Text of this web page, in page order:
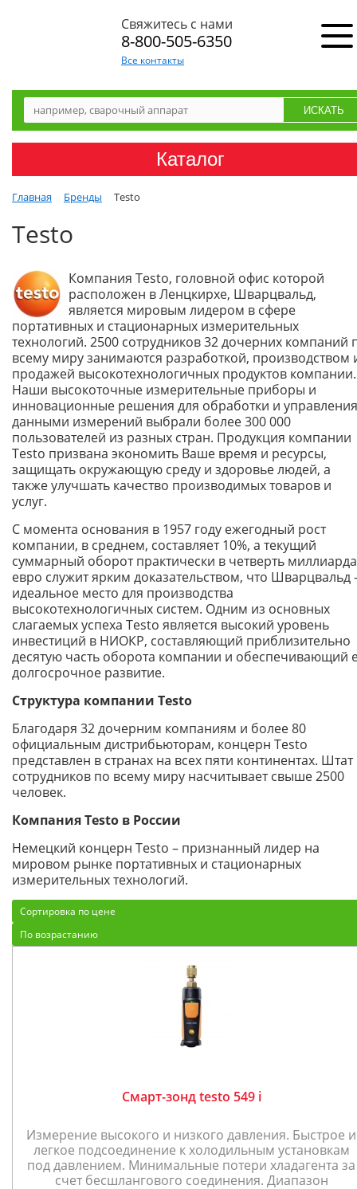
Свяжитесь с нами
8-800-505-6350
Все контакты
Каталог
Главная Бренды Testo
Testo
Компания Testo, головной офис которой
расположен в Ленцкирхе, Шварцвальд,
является мировым лидером в сфере
портативных и стационарных измерительных
технологий. 2500 сотрудников 32 дочерних компаний
всему миру занимаются разработкой, производством
продажей высокотехнологичных продуктов компании.
Наши высокоточные измерительные приборы и
инновационные решения для обработки и управления
данными измерений выбрали более 300 000
пользователей из разных стран. Продукция компании
Testo призвана экономить Ваше время и ресурсы,
защищать окружающую среду и здоровье людей, а
также улучшать качество производимых товаров и
услуг.
С момента основания в 1957 году ежегодный рост
компании, в среднем, составляет 10%, а текущий
суммарный оборот практически в четверть миллиарда
евро служит ярким доказательством, что Шварцвальд
идеальное место для производства
высокотехнологичных систем. Одним из основных
слагаемых успеха Testo является высокий уровень
инвестиций в НИОКР, составляющий приблизительно
десятую часть оборота компании и обеспечивающий
долгосрочное развитие.
Структура компании Testo
Благодаря 32 дочерним компаниям и более 80
официальным дистрибьюторам, концерн Testo
представлен в странах на всех пяти континентах. Штат
сотрудников по всему миру насчитывает свыше 2500
человек.
Компания Testo в России
Немецкий концерн Testo – признанный лидер на
мировом рынке портативных и стационарных
измерительных технологий.
Сортировка по цене
По возрастанию
Смарт-зонд testo 549 i
Измерение высокого и низкого давления. Быстрое и
легкое подсоединение к холодильным установкам
под давлением. Минимальные потери хладагента за
счет бесшлангового соединения. Диапазон